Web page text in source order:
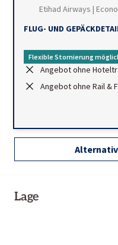
Etihad Airways |
FLUG- UND
Flexible Stornierung
Angebot ohne
Angebot ohne Rail &
Lage